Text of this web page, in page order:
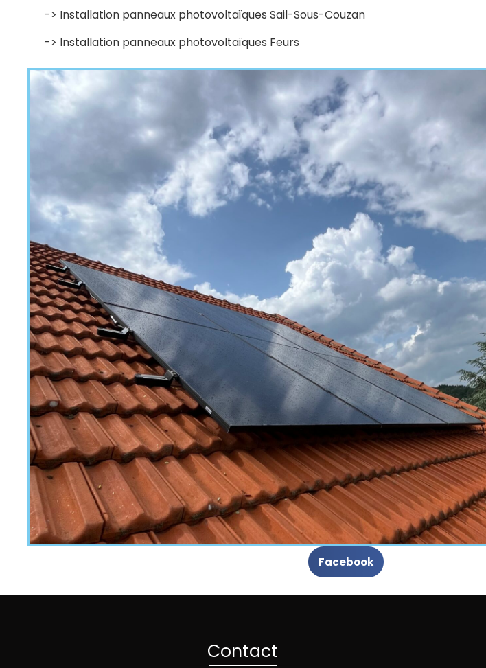
-> Installation panneaux photovoltaïques Sail-Sous-Couzan
-> Installation panneaux photovoltaïques Feurs
Facebook
Contact